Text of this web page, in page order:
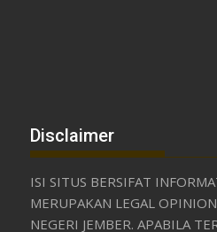
Disclaimer
ISI SITUS BERSIFAT
MERUPAKAN LEGAL
NEGERI JEMBER. APABILA